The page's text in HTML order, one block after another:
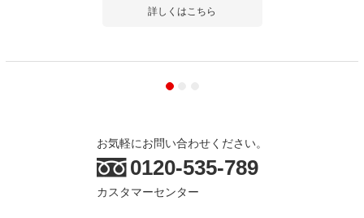
詳しくはこちら
お気軽にお問い合わせください。
0120-535-789
カスタマーセンター